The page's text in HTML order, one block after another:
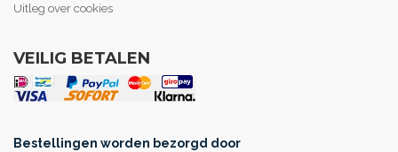
Uitleg over cookies
VEILIG BETALEN
Bestellingen worden bezorgd door